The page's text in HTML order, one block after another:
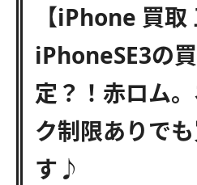
【iPhone 買取
iPhoneSE3の
定？！赤ロム
ク制限ありで
す♪